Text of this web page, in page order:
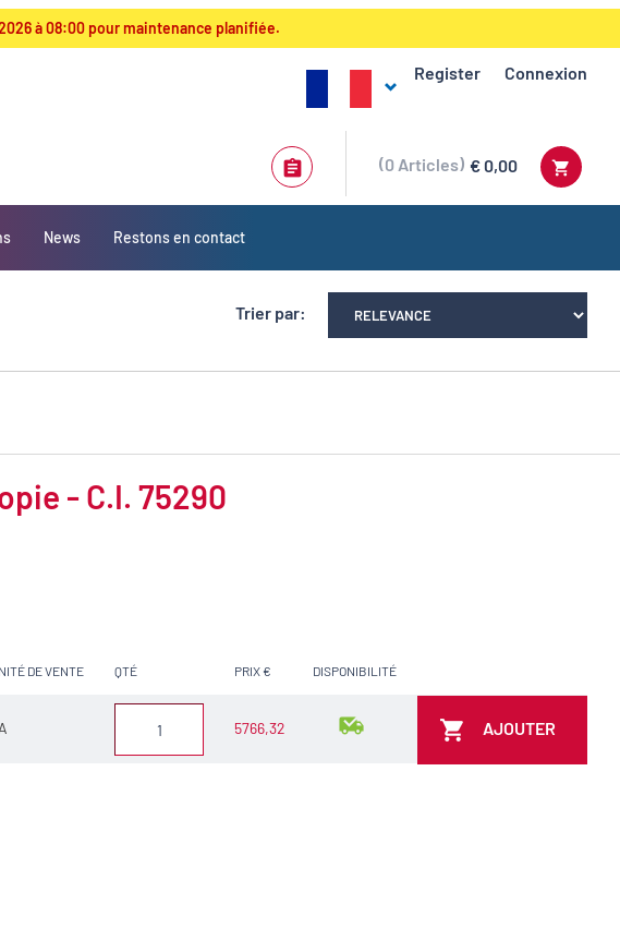
à 08:00 pour maintenance planifiée.
Register Connexion
€ 0,00
0 Articles
News Restons en contact
Trier par:
- C.I. 75290
DE VENTE QTÉ PRIX € DISPONIBILITÉ
5766,32 AJOUTER